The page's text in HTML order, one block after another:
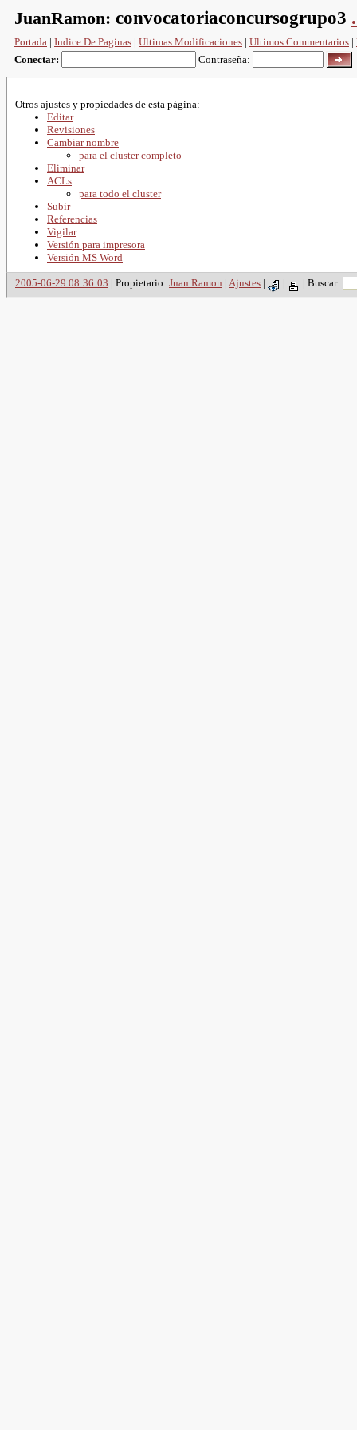
JuanRamon: convocatoriaconcursogrupo3
Portada | Indice De Paginas | Ultimas Modificaciones | Ultimos Commentarios |
Conectar:
Contraseña:
Otros ajustes y propiedades de esta página:
Editar
Revisiones
Cambiar nombre
para el cluster completo
Eliminar
ACLs
para todo el cluster
Subir
Referencias
Vigilar
Versión para impresora
Versión MS Word
2005-06-29 08:36:03 | Propietario: Juan Ramon | Ajustes | | | Buscar: